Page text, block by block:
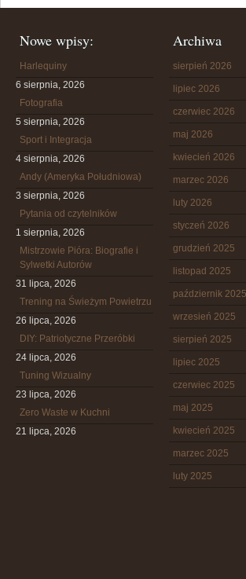
Nowe wpisy:
Harlequiny
6 sierpnia, 2026
Fotografia
5 sierpnia, 2026
Sport i Integracja
4 sierpnia, 2026
Andy (Ameryka Południowa)
3 sierpnia, 2026
Pytania od czytelników
1 sierpnia, 2026
Mistrzowie Pióra: Biografie i
Sylwetki Autorów
31 lipca, 2026
Trening na Świeżym Powietrzu
26 lipca, 2026
DIY: Patriotyczne Przeróbki
24 lipca, 2026
Tuning Wizualny
23 lipca, 2026
Zero Waste w Kuchni
21 lipca, 2026
Archiwa
sierpień 2026
lipiec 2026
czerwiec 2026
maj 2026
kwiecień 2026
marzec 2026
luty 2026
styczeń 2026
grudzień 2025
listopad 2025
październik 2025
wrzesień 2025
sierpień 2025
lipiec 2025
czerwiec 2025
maj 2025
kwiecień 2025
marzec 2025
luty 2025